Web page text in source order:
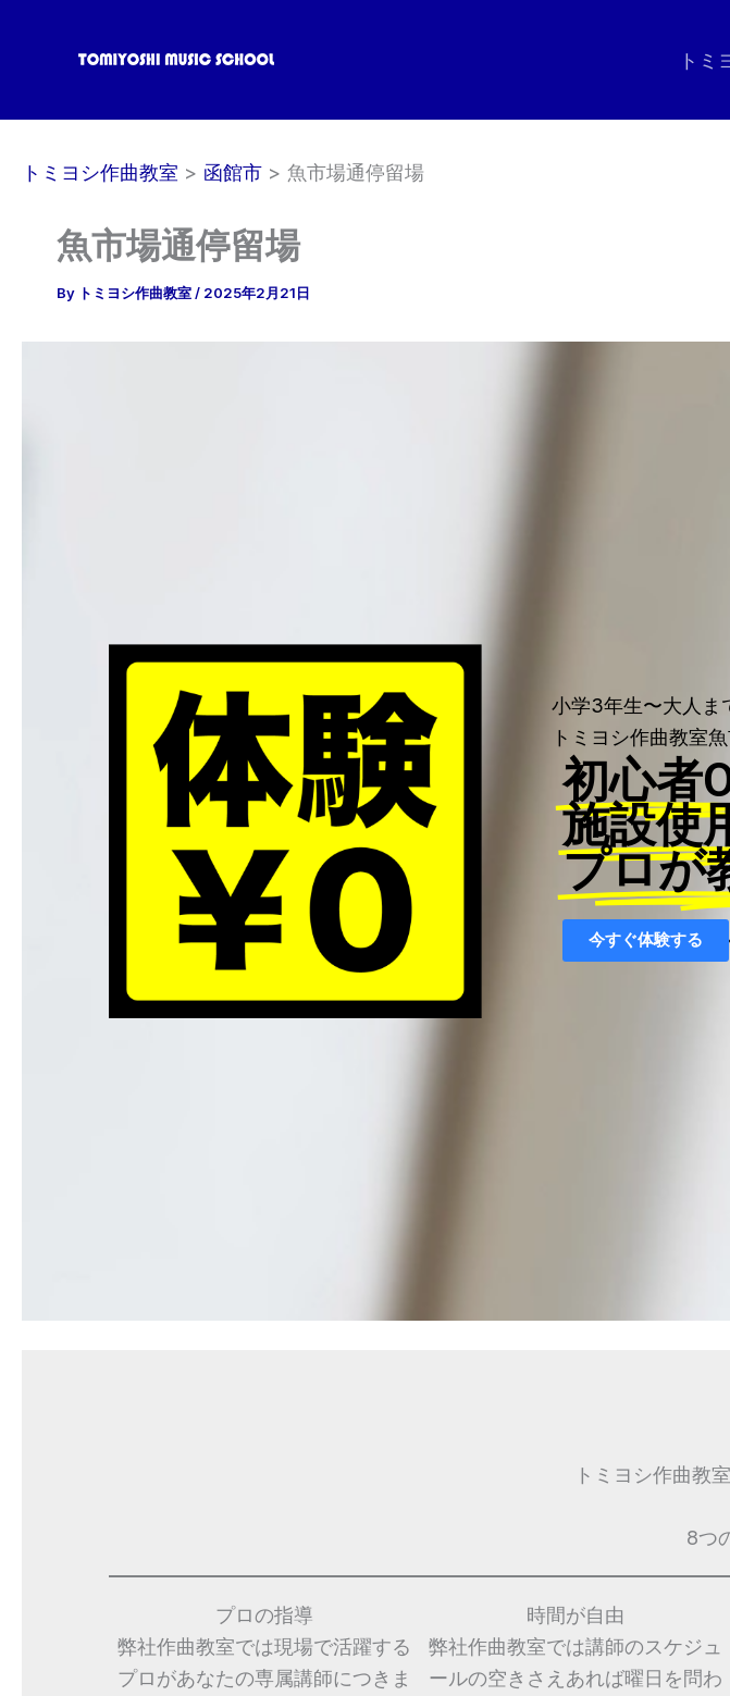
トミ
トミヨシ作曲教室 函館市 魚市場通停留場
魚市場通停留場
By トミヨシ作曲教室/ 2025年2月21日
小学3年生〜大人ま
トミヨシ作曲教室
初心者
施設使
プロが
今すぐ体験する
トミヨシ作曲教
8つ
プロの指導
弊社作曲教室では現場で活躍する
プロがあなたの専属講師につきま
時間が自由
弊社作曲教室では講師のスケジュ
ールの空きさえあれば曜日を問わ